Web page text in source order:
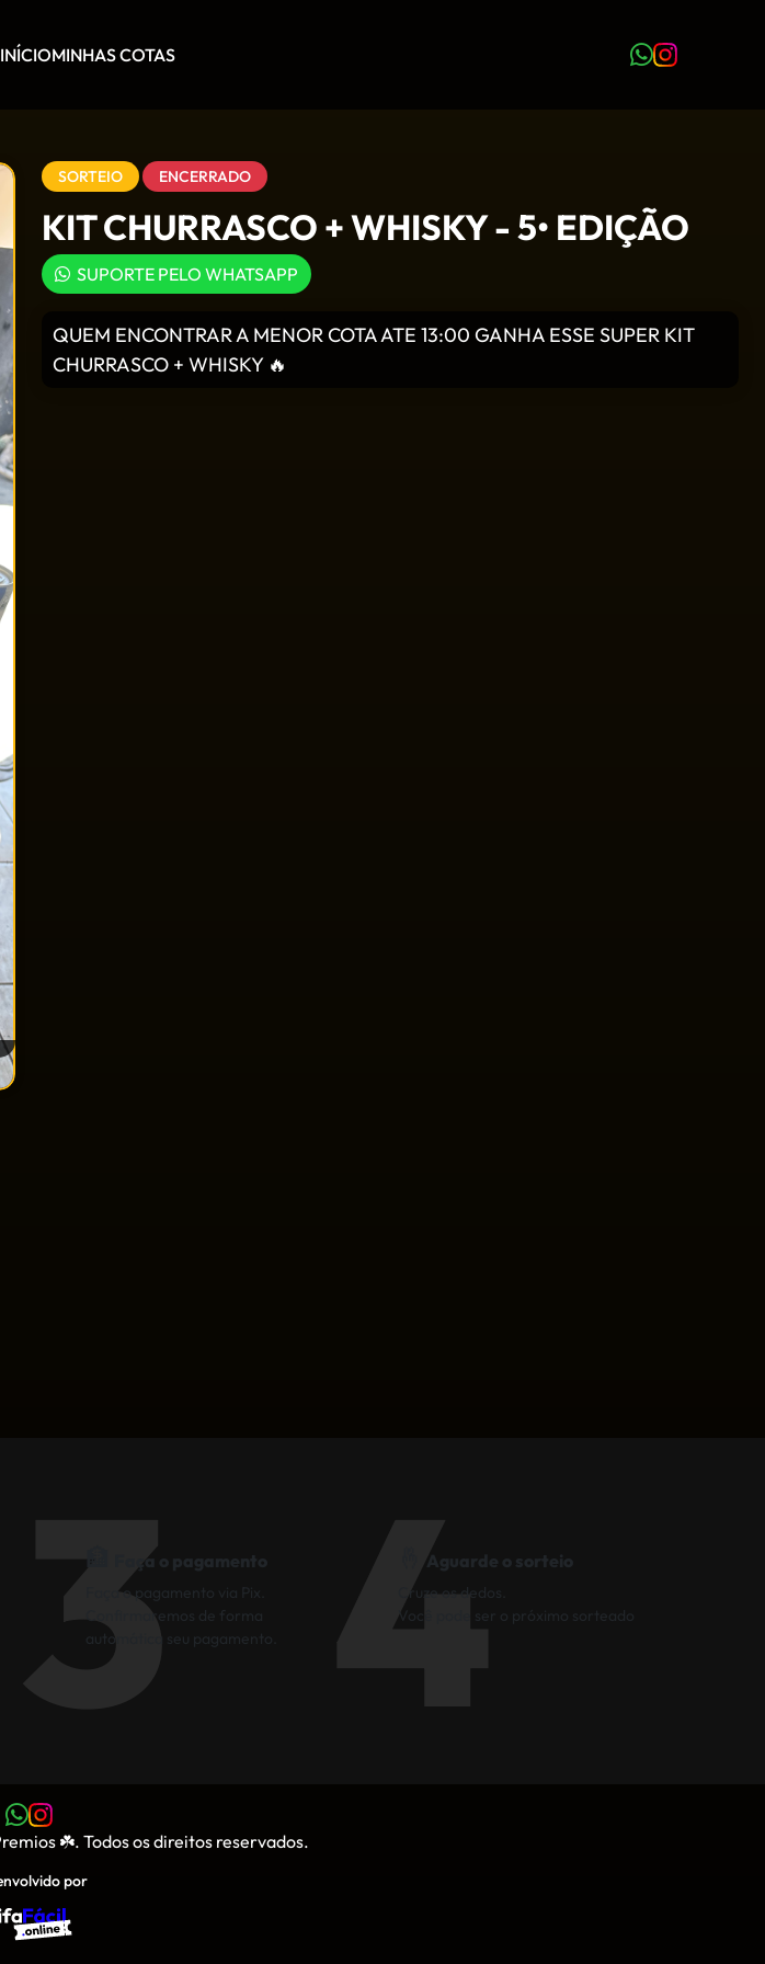
INÍCIOMINHAS COTAS
SORTEIO ENCERRADO
KIT CHURRASCO + WHISKY - 5• EDIÇÃO
SUPORTE PELO WHATSAPP
QUEM ENCONTRAR A MENOR COTA ATE 13:00 GANHA ESSE SUPER KIT
CHURRASCO + WHISKY 🔥
3
🏦 Faça o pagamento
Faça o pagamento via Pix.
Confirmaremos de forma
automática seu pagamento.
4Aguarde o sorteio
Cruze os dedos.
Você pode ser o próximo sorteado
☘️. Todos os direitos reservados.
por